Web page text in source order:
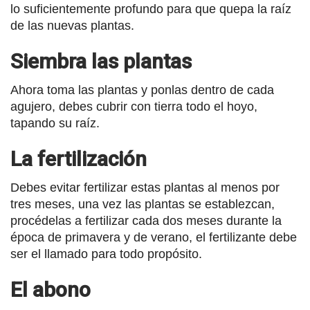
lo suficientemente profundo para que quepa la raíz
de las nuevas plantas.
Siembra las plantas
Ahora toma las plantas y ponlas dentro de cada
agujero, debes cubrir con tierra todo el hoyo,
tapando su raíz.
La fertilización
Debes evitar fertilizar estas plantas al menos por
tres meses, una vez las plantas se establezcan,
procédelas a fertilizar cada dos meses durante la
época de primavera y de verano, el fertilizante debe
ser el llamado para todo propósito.
El abono